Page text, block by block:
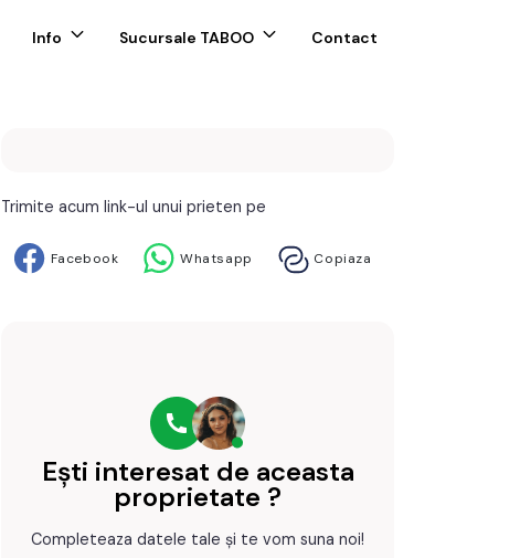
Info Sucursale TABOO Contact
Trimite acum link-ul unui prieten pe
Facebook Whatsapp Copiaza
Ești interesat de aceasta
proprietate ?
Completeaza datele tale și te vom suna noi!